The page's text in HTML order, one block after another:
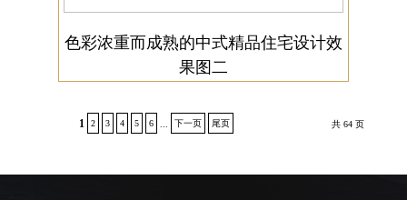
色彩浓重而成熟的中式精品住宅设计效
果图二
1 2 3 4 5 6 下一页 尾页 共 64 页